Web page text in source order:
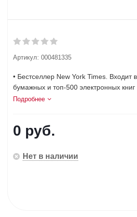
Артикул: 000481335
• Бестселлер New York Times. Входит
бумажных и топ-500 электронных книг
Подробнее
0 руб.
Нет в наличии